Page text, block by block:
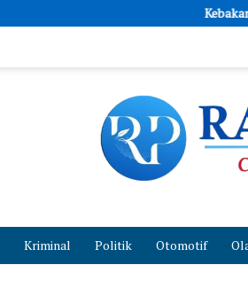
Kebakaran Landa Gedung
Kriminal Politik Otomotif